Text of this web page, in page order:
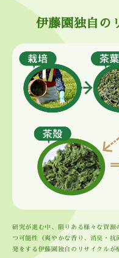
伊藤園独自の
研究が進む中、限りある様々な資
つ可能性（爽やかな香り、消臭・
発をする伊藤園独自のリサイクルが